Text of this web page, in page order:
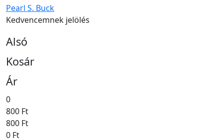
Pearl S. Buck
Kedvencemnek jelölés
Alsó
Kosár
Ár
0
800 Ft
800 Ft
0 Ft